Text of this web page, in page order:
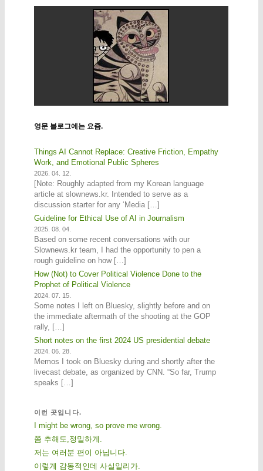
영문 블로그에는 요즘.
Things AI Cannot Replace: Creative Friction, Empathy
Work, and Emotional Public Spheres
2026. 04. 12.
[Note: Roughly adapted from my Korean language
article at slownews.kr. Intended to serve as a
discussion starter for any ‘Media […]
Guideline for Ethical Use of AI in Journalism
2025. 08. 04.
Based on some recent conversations with our
Slownews.kr team, I had the opportunity to pen a
rough guideline on how […]
How (Not) to Cover Political Violence Done to the
Prophet of Political Violence
2024. 07. 15.
Some notes I left on Bluesky, slightly before and on
the immediate aftermath of the shooting at the GOP
rally, […]
Short notes on the first 2024 US presidential debate
2024. 06. 28.
Memos I took on Bluesky during and shortly after the
livecast debate, as organized by CNN. “So far, Trump
speaks […]
이런 곳입니다.
I might be wrong, so prove me wrong.
쫌 추해도,정밀하게.
저는 여러분 편이 아닙니다.
이렇게 감동적인데 사실일리가.